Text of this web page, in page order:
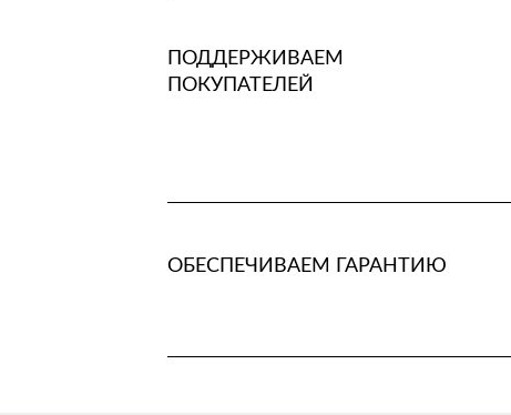
ПОДДЕРЖИВАЕМ
ПОКУПАТЕЛЕЙ
ОБЕСПЕЧИВАЕМ ГАРАНТИЮ